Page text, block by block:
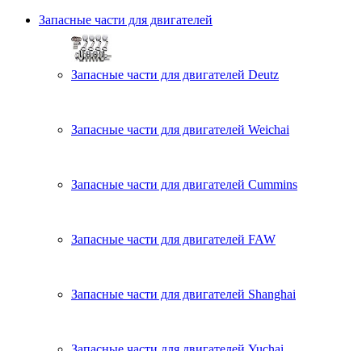
Запасные части для двигателей
Запасные части для двигателей Deutz
Запасные части для двигателей Weichai
Запасные части для двигателей Cummins
Запасные части для двигателей FAW
Запасные части для двигателей Shanghai